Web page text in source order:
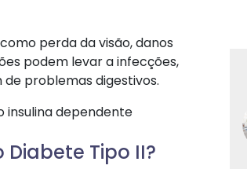
perda da visão, danos
podem levar a infecções,
problemas digestivos.
insulina dependente
Tipo II?